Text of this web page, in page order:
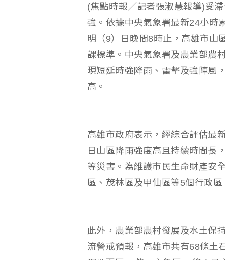
(焦點時報／記者張淑慧報導)受
強。依據中央氣象署最新24小時
明（9）日晚間8時止，高雄市山
課標準。中央氣象署及農業部農
現短延時強降雨、雷擊及強陣風
高。
高雄市政府表示，經綜合評估最
日山區降雨強度高且持續時間長
等災害。為維護市民生命財產安
區、茂林區及甲仙區等5個行政
此外，農業部農村發展及水土保
流警戒預報，高雄市共有68條土